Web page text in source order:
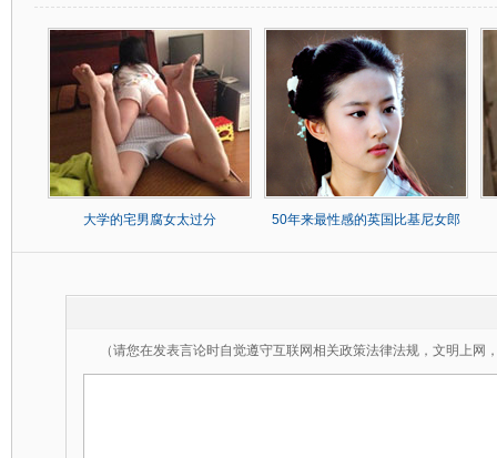
大学的宅男腐女太过分 50年来最性感的英国比基尼女郎
（请您在发表言论时自觉遵守互联网相关政策法律法规，文明上网